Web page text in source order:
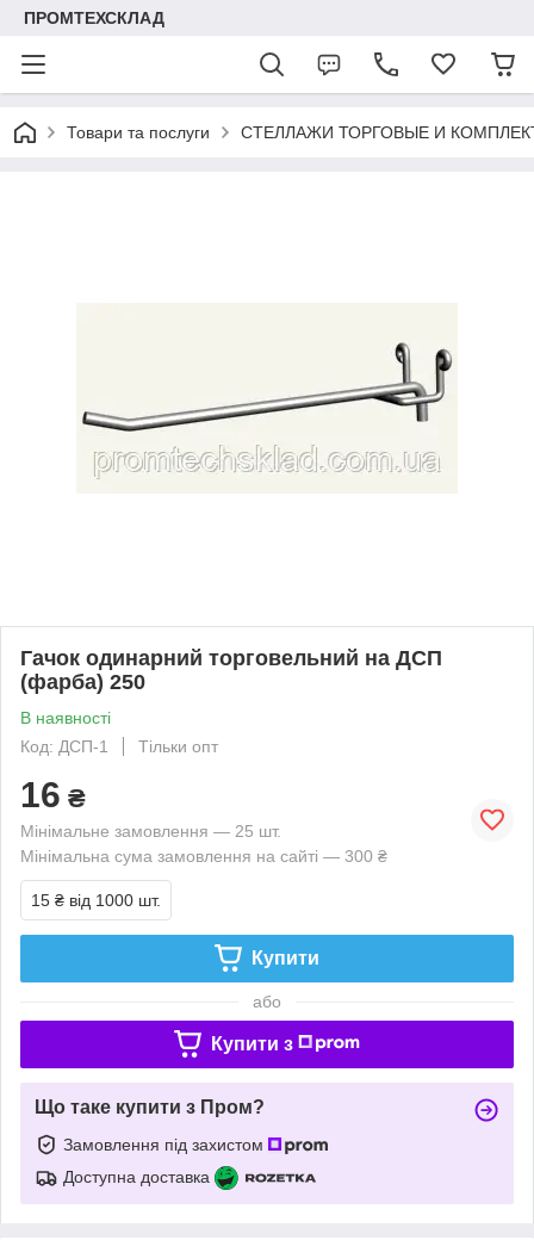
ПРОМТЕХСКЛАД
Товари та послуги СТЕЛЛАЖИ ТОРГОВЫЕ И
Гачок одинарний торговельний на ДСП
(фарба) 250
В наявності
Код: ДСП-1
Тільки опт
16 ₴
Мінімальне замовлення — 25 шт.
Мінімальна сума замовлення на сайті — 300 ₴
15 ₴ від 1000 шт.
Купити
або
Купити з
Що таке купити з Пром?
Замовлення під захистом
Доступна доставка